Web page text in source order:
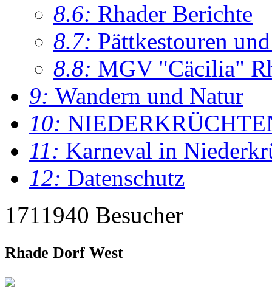
8.6: Rhader Berichte
8.7: Pättkestouren
8.8: MGV "Cäcilia"
9: Wandern und Natur
10:
11: Karneval in
12: Datenschutz
1711940 Besucher
Rhade Dorf West